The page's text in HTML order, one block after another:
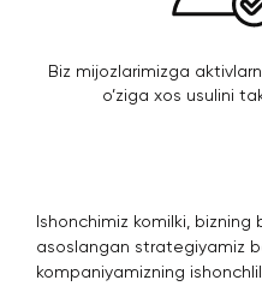
Biz mijozlarimizga
o’ziga xos usulini
Ishonchimiz komilki,
asoslangan strategiyamiz
kompaniyamizning